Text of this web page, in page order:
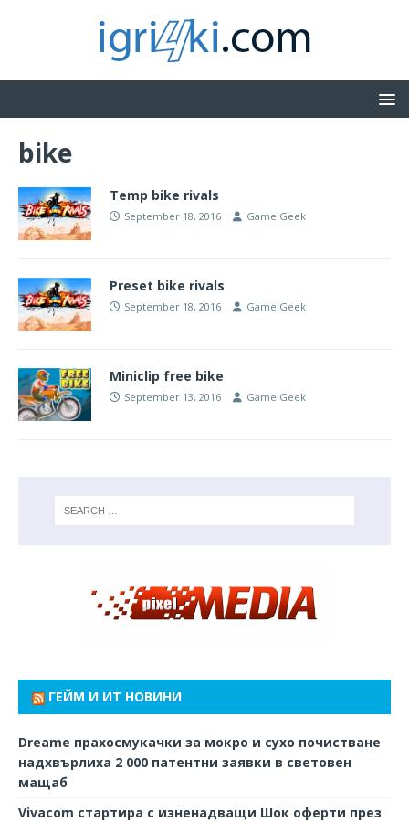
bike
Temp bike rivals
September 18, 2016 Game Geek
Preset bike rivals
September 18, 2016 Game Geek
Miniclip free bike
September 13, 2016 Game Geek
ГЕЙМ И ИТ НОВИНИ
Dreame прахосмукачки за мокро и сухо почистване
надхвърлиха 2 000 патентни заявки в световен
мащаб
Vivacom стартира с изненадващи Шок оферти през